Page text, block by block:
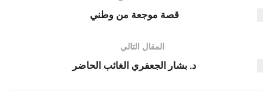
قصة موجعة من وطني
المقال التالي
د. بشار الجعفري الغائب الحاضر